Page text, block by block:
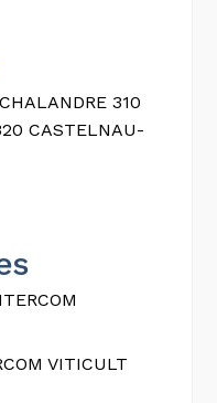
310
CASTELNAU-
VITICULT